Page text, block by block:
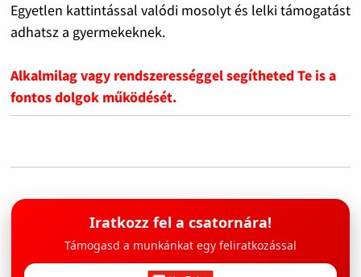
Egyetlen kattintással valódi mosolyt és lelki támogatást
adhatsz a gyermekeknek.
Alkalmilag vagy rendszerességgel segítheted Te is a
fontos dolgok működését.
Iratkozz fel a csatornára!
Támogasd a munkánkat egy feliratkozással